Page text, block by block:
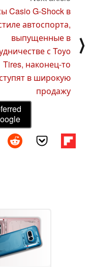
Casio G-Shock в
автоспорта,
выпущенные в
с Toyo
Tires, наконец-то
в широкую
продажу
⟩